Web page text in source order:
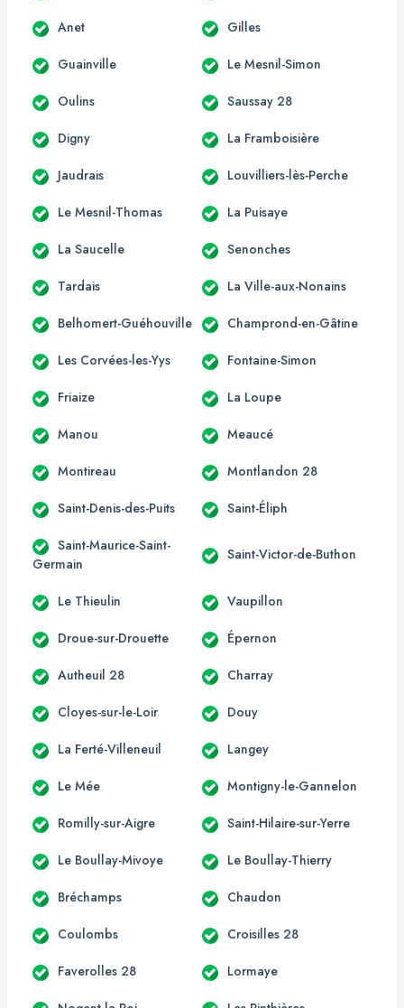
Anet Gilles
Guainville Le Mesnil-Simon
Oulins Saussay 28
Digny La Framboisière
Jaudrais Louvilliers-lès-Perche
Le Mesnil-Thomas La Puisaye
La Saucelle Senonches
Tardais La Ville-aux-Nonains
Belhomert-Guéhouville Champrond-en-Gâtine
Les Corvées-les-Yys Fontaine-Simon
Friaize La Loupe
Manou Meaucé
Montireau Montlandon 28
Saint-Denis-des-Puits Saint-Éliph
Saint-Maurice-Saint-
Germain
Saint-Victor-de-Buthon
Le Thieulin Vaupillon
Droue-sur-Drouette Épernon
Autheuil 28 Charray
Cloyes-sur-le-Loir Douy
La Ferté-Villeneuil Langey
Le Mée Montigny-le-Gannelon
Romilly-sur-Aigre Saint-Hilaire-sur-Yerre
Le Boullay-Mivoye Le Boullay-Thierry
Bréchamps Chaudon
Coulombs Croisilles 28
Faverolles 28 Lormaye